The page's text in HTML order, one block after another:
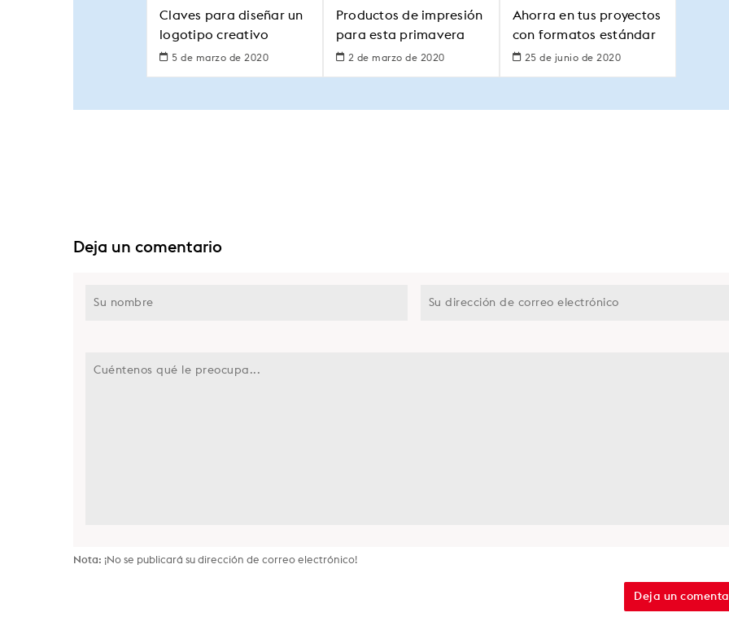
Claves para diseñar un
logotipo creativo
5 de marzo de 2020
Productos de impresión
para esta primavera
2 de marzo de 2020
Ahorra en tus proyectos
con formatos estándar
25 de junio de 2020
Deja un comentario
Nota: ¡No se publicará su dirección de correo electrónico!